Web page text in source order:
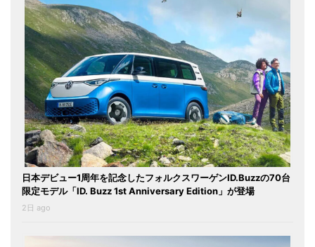
日本デビュー1周年を記念したフォルクスワーゲンID.Buzzの70台
限定モデル「ID. Buzz 1st Anniversary Edition」が登場
2日 ago